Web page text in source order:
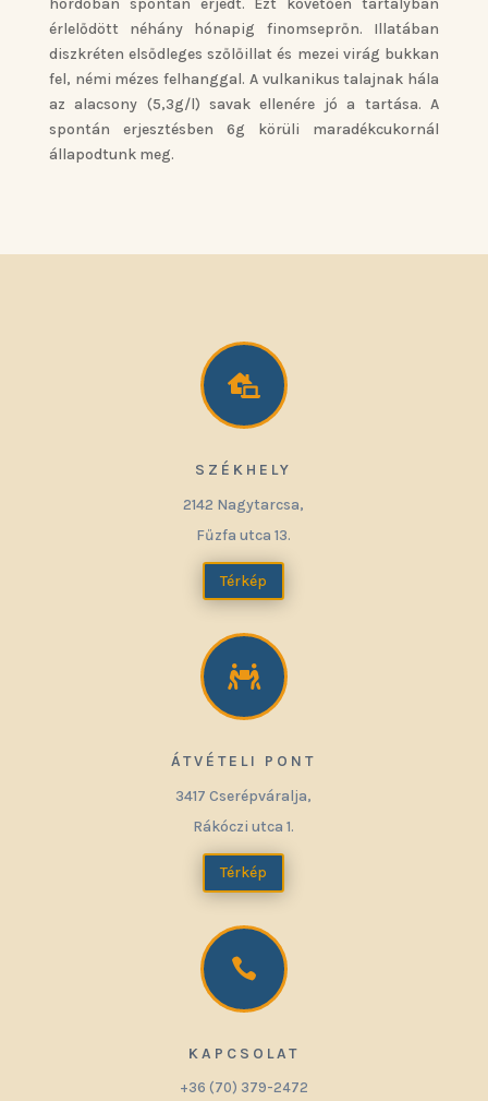
érlelődött néhány hónapig finomseprőn. Illatában
diszkréten elsődleges szőlőillat és mezei virág bukkan
fel, némi mézes felhanggal. A vulkanikus talajnak hála
az alacsony (5,3g/l) savak ellenére jó a tartása. A
spontán erjesztésben 6g körüli maradékcukornál
állapodtunk meg.

SZÉKHELY
2142 Nagytarcsa,
Fűzfa utca 13.
Térkép

ÁTVÉTELI PONT
3417 Cserépváralja,
Rákóczi utca 1.
Térkép

KAPCSOLAT
+36 (70) 379-2472